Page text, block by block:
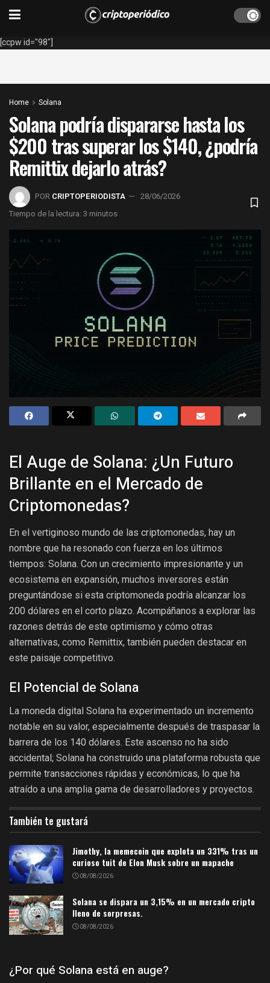
[ccpw id="98"]
Home Solana
Solana podría dispararse hasta los
$200 tras superar los $140, ¿podría
Remittix dejarlo atrás?
POR CRIPTOPERIODISTA
28/06/2026
Tiempo de la lectura: 3 minutos
El Auge de Solana: ¿Un Futuro
Brillante en el Mercado de
Criptomonedas?
En el vertiginoso mundo de las criptomonedas, hay un
nombre que ha resonado con fuerza en los últimos
tiempos: Solana. Con un crecimiento impresionante y un
ecosistema en expansión, muchos inversores están
preguntándose si esta criptomoneda podría alcanzar los
200 dólares en el corto plazo. Acompáñanos a explorar las
razones detrás de este optimismo y cómo otras
alternativas, como Remittix, también pueden destacar en
este paisaje competitivo.
El Potencial de Solana
La moneda digital Solana ha experimentado un incremento
notable en su valor, especialmente después de traspasar la
barrera de los 140 dólares. Este ascenso no ha sido
accidental; Solana ha construido una plataforma robusta que
permite transacciones rápidas y económicas, lo que ha
atraído a una amplia gama de desarrolladores y proyectos.
También te gustará
Jimothy, la memecoin que explota un 331% tras un
curioso tuit de Elon Musk sobre un mapache
08/08/2026
Solana se dispara un 3,15% en un mercado cripto
lleno de sorpresas.
08/08/2026
¿Por qué Solana está en auge?